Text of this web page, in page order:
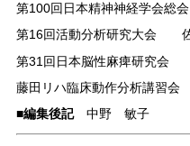
第100回日本精神神経学会
第16回活動分析研究大会
第31回日本脳性麻痺研究
藤田リハ臨床動作分析講
■編集後記中野 敏子